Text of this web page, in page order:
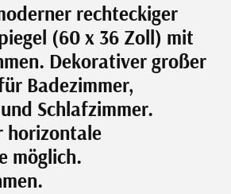
rechteckiger
(60 x 36 Zoll) mit
Dekorativer großer
Badezimmer,
Schlafzimmer.
horizontale
möglich.